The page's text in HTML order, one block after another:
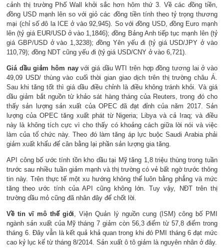
cảnh thị trường Phố Wall khởi sắc hơn hôm thứ 3. Về các đồng tiền,
đồng USD mạnh lên so với giỏ các đồng tiền tính theo tỷ trọng thương
mại (chỉ số đô la ICE ở vào 92,945). So với đồng USD, đồng Euro mạnh
lên (tỷ giá EUR/USD ở vào 1,1846); đồng Bảng Anh tiếp tục mạnh lên (tỷ
giá GBP/USD ở vào 1,3238); đồng Yên yếu đi (tỷ giá USD/JPY ở vào
110,79); đồng NDT cũng yếu đi (tỷ giá USD/CNY ở vào 6,721).
Giá dầu giảm hôm nayvới giá dầu WTI trên hợp đồng tương lai ở vào
49,09 USD/ thùng vào cuối thời gian giao dịch trên thị trường châu Á.
Sau khi tăng tốt thì giá dầu điều chỉnh là điều không tránh khỏi. Và giá
dầu giảm bắt nguồn từ khảo sát hàng tháng của Reuters, trong đó cho
thấy sản lượng sản xuất của OPEC đã đạt đỉnh của năm 2017. Sản
lượng của OPEC tăng xuất phát từ Nigeria; Libya và cả Iraq; và điều
này là không tích cực vì cho thấy có khoảng cách giữa lời nói và việc
làm của tổ chức này. Theo đó làm tăng áp lực buộc Saudi Arabia phải
giảm xuất khẩu để cân bằng lại phần sản lượng gia tăng.
API công bố ước tính tồn kho dầu tại Mỹ tăng 1,8 triệu thùng trong tuần
trước sau nhiều tuần giảm mạnh và thị trường có vẻ bất ngờ trước thông
tin này. Trên thực tế một xu hướng không thể luôn bằng phẳng và mức
tăng theo ước tính của API cũng không lớn. Tuy vậy, NĐT trên thị
trường dầu mỏ cũng đã nhân đây để chốt lời.
Về tin vĩ mô thế giới, Viện Quản lý nguồn cung (ISM) công bố PMI
ngành sản xuất của Mỹ tháng 7 giảm còn 56,3 điểm từ 57,8 điểm trong
tháng 6. Đây vẫn là kết quả khả quan trong khi đó PMI tháng 6 đạt mức
cao kỷ lục kể từ tháng 8/2014. Sản xuất ô tô giảm là nguyên nhân ở đây.